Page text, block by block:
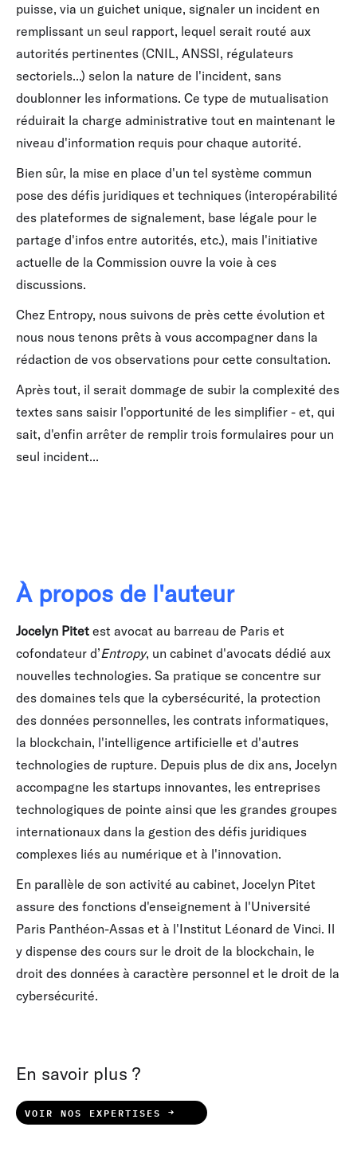
puisse, via un guichet unique, signaler un incident en
remplissant un seul rapport, lequel serait routé aux
autorités pertinentes (CNIL, ANSSI, régulateurs
sectoriels...) selon la nature de l'incident, sans
doublonner les informations. Ce type de mutualisation
réduirait la charge administrative tout en maintenant le
niveau d'information requis pour chaque autorité.
Bien sûr, la mise en place d'un tel système commun
pose des défis juridiques et techniques (interopérabilité
des plateformes de signalement, base légale pour le
partage d'infos entre autorités, etc.), mais l'initiative
actuelle de la Commission ouvre la voie à ces
discussions.
Chez Entropy, nous suivons de près cette évolution et
nous nous tenons prêts à vous accompagner dans la
rédaction de vos observations pour cette consultation.
Après tout, il serait dommage de subir la complexité des
textes sans saisir l'opportunité de les simplifier - et, qui
sait, d'enfin arrêter de remplir trois formulaires pour un
seul incident...
À propos de l'auteur
Jocelyn Pitet est avocat au barreau de Paris et
cofondateur d’Entropy, un cabinet d'avocats dédié aux
nouvelles technologies. Sa pratique se concentre sur
des domaines tels que la cybersécurité, la protection
des données personnelles, les contrats informatiques,
la blockchain, l'intelligence artificielle et d'autres
technologies de rupture. Depuis plus de dix ans, Jocelyn
accompagne les startups innovantes, les entreprises
technologiques de pointe ainsi que les grandes groupes
internationaux dans la gestion des défis juridiques
complexes liés au numérique et à l'innovation.
En parallèle de son activité au cabinet, Jocelyn Pitet
assure des fonctions d'enseignement à l'Université
Paris Panthéon-Assas et à l'Institut Léonard de Vinci. Il
y dispense des cours sur le droit de la blockchain, le
droit des données à caractère personnel et le droit de la
cybersécurité.
En savoir plus ?
VOIR NOS EXPERTISES